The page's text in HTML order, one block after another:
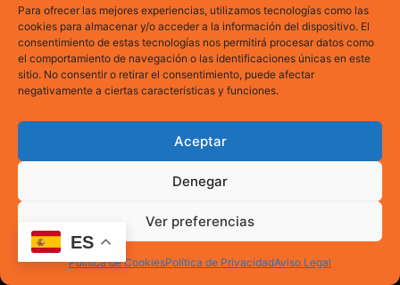
Para ofrecer las mejores experiencias, utilizamos tecnologías como las
cookies para almacenar y/o acceder a la información del dispositivo. El
consentimiento de estas tecnologías nos permitirá procesar datos como
el comportamiento de navegación o las identificaciones únicas en este
sitio. No consentir o retirar el consentimiento, puede afectar
negativamente a ciertas características y funciones.
Aceptar
Denegar
Ver preferencias
Política de CookiesPolítica de PrivacidadAviso Legal
Perforaciones en hormigón
Aperturas circulares perfectas de 12 a 600 mm de
testigos de hormigón para análisis estructural.
Sondeos geotécnicos
Ventilación y HVAC
ES